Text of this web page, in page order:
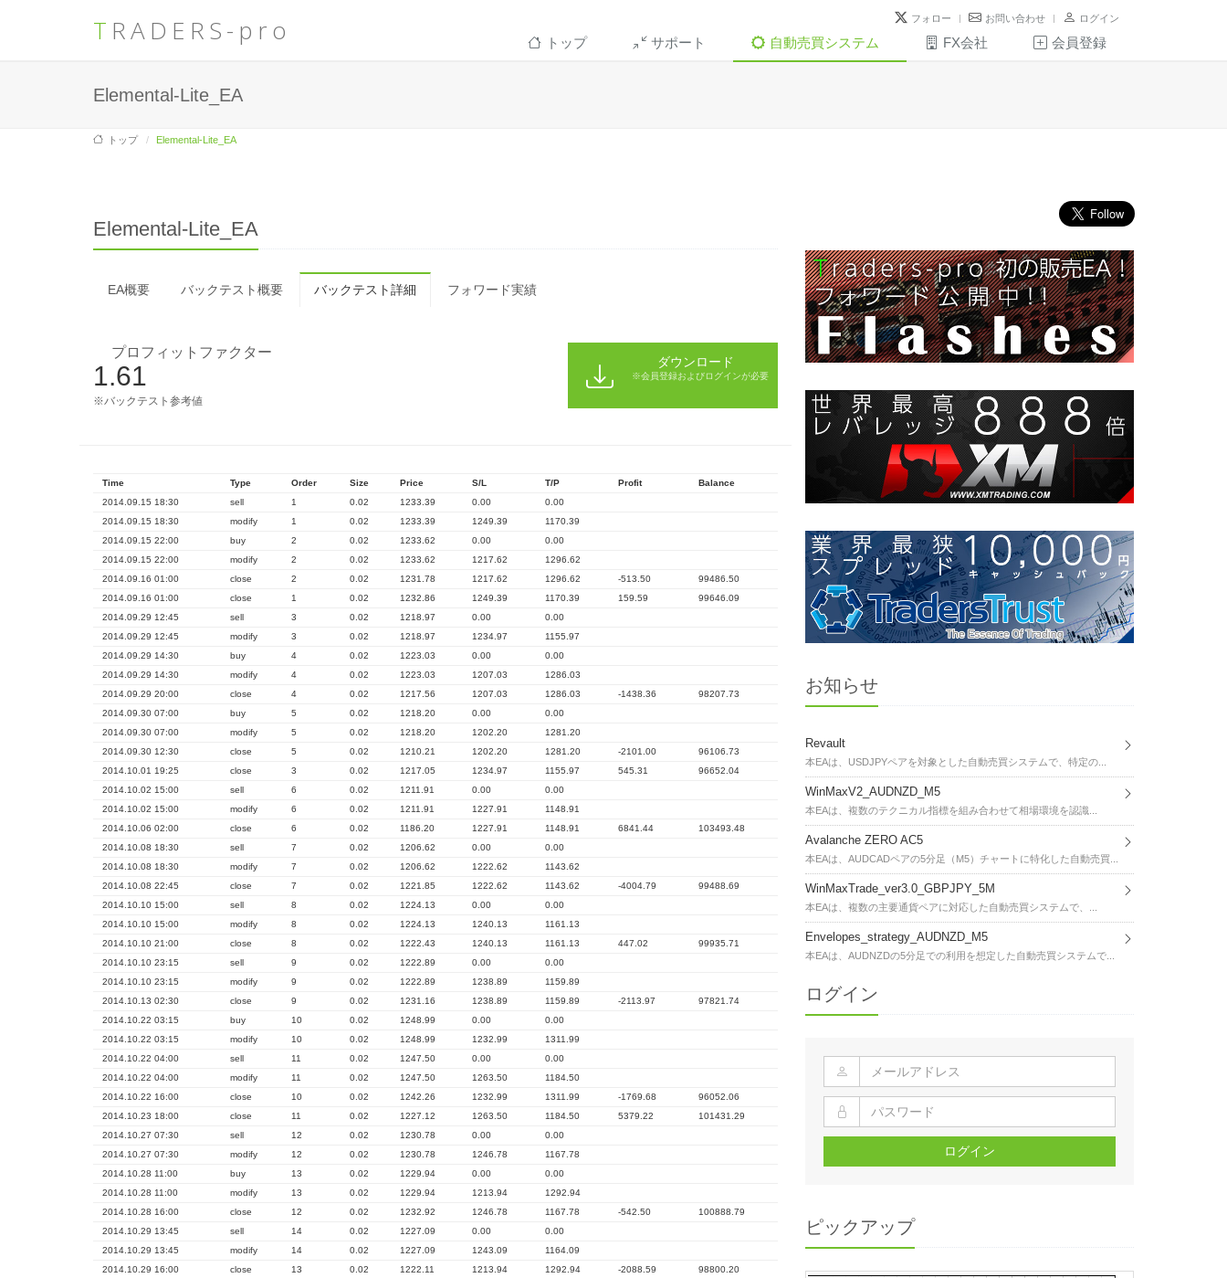
TRADERS-pro フォロー お問い合わせ ログイン
トップ サポート 自動売買システム FX会社 会員登録
Elemental-Lite_EA
トップ Elemental-Lite_EA
Elemental-Lite_EA
EA概要 バックテスト概要 バックテスト詳細 フォワード実績
プロフィットファクター
1.61
※バックテスト参考値
ダウンロード
※会員登録およびログインが必要
Time Type Order Size Price S/L T/P Profit
Balance
2014.09.15 18:30
sell 1 0.02 1233.39 0.00
0.00
2014.09.15 18:30
modify 1 0.02 1233.39 1249.39
1170.39
2014.09.15 22:00
buy 2 0.02 1233.62 0.00
0.00
2014.09.15 22:00
modify 2 0.02 1233.62 1217.62
1296.62
2014.09.16 01:00
close 2 0.02 1231.78 1217.62 1296.62 -513.50
99486.50
2014.09.16 01:00
close 1 0.02 1232.86 1249.39 1170.39 159.59
99646.09
2014.09.29 12:45
sell 3 0.02 1218.97 0.00
0.00
2014.09.29 12:45
modify 3 0.02 1218.97 1234.97
1155.97
2014.09.29 14:30
buy 4 0.02 1223.03 0.00
0.00
2014.09.29 14:30
modify 4 0.02 1223.03 1207.03
1286.03
2014.09.29 20:00
close 4 0.02 1217.56 1207.03 1286.03 -1438.36
98207.73
2014.09.30 07:00
buy 5 0.02 1218.20 0.00
0.00
2014.09.30 07:00
modify 5 0.02 1218.20 1202.20
1281.20
2014.09.30 12:30
close 5 0.02 1210.21 1202.20 1281.20 -2101.00
96106.73
2014.10.01 19:25
close 3 0.02 1217.05 1234.97 1155.97 545.31
96652.04
2014.10.02 15:00
sell 6 0.02 1211.91 0.00
0.00
2014.10.02 15:00
modify 6 0.02 1211.91 1227.91
1148.91
2014.10.06 02:00
close 6 0.02 1186.20 1227.91 1148.91 6841.44
103493.48
2014.10.08 18:30
sell 7 0.02 1206.62 0.00
0.00
2014.10.08 18:30
modify 7 0.02 1206.62 1222.62
1143.62
2014.10.08 22:45
close 7 0.02 1221.85 1222.62 1143.62 -4004.79
99488.69
2014.10.10 15:00
sell 8 0.02 1224.13 0.00
0.00
2014.10.10 15:00
modify 8 0.02 1224.13 1240.13
1161.13
2014.10.10 21:00
close 8 0.02 1222.43 1240.13 1161.13 447.02
99935.71
2014.10.10 23:15
sell 9 0.02 1222.89 0.00
0.00
2014.10.10 23:15
modify 9 0.02 1222.89 1238.89
1159.89
2014.10.13 02:30
close 9 0.02 1231.16 1238.89 1159.89 -2113.97
97821.74
2014.10.22 03:15
buy 10 0.02 1248.99 0.00
0.00
2014.10.22 03:15
modify 10 0.02 1248.99 1232.99
1311.99
2014.10.22 04:00
sell 11 0.02 1247.50 0.00
0.00
2014.10.22 04:00
modify 11 0.02 1247.50 1263.50
1184.50
2014.10.22 16:00
close 10 0.02 1242.26 1232.99 1311.99 -1769.68
96052.06
2014.10.23 18:00
close 11 0.02 1227.12 1263.50 1184.50 5379.22
101431.29
2014.10.27 07:30
sell 12 0.02 1230.78 0.00
0.00
2014.10.27 07:30
modify 12 0.02 1230.78 1246.78
1167.78
2014.10.28 11:00
buy 13 0.02 1229.94 0.00
0.00
2014.10.28 11:00
modify 13 0.02 1229.94 1213.94
1292.94
2014.10.28 16:00
close 12 0.02 1232.92 1246.78 1167.78 -542.50
100888.79
2014.10.29 13:45
sell 14 0.02 1227.09 0.00
0.00
2014.10.29 13:45
modify 14 0.02 1227.09 1243.09
1164.09
2014.10.29 16:00
close 13 0.02 1222.11 1213.94 1292.94 -2088.59
98800.20
お知らせ
Revault
本EAは、USDJPYペアを対象とした自動売買システムで、特定の...
WinMaxV2_AUDNZD_M5
本EAは、複数のテクニカル指標を組み合わせて相場環境を認識...
Avalanche ZERO AC5
本EAは、AUDCADペアの5分足（M5）チャートに特化した自動売買...
WinMaxTrade_ver3.0_GBPJPY_5M
本EAは、複数の主要通貨ペアに対応した自動売買システムで、...
Envelopes_strategy_AUDNZD_M5
本EAは、AUDNZDの5分足での利用を想定した自動売買システムで...
ログイン
ログイン
ピックアップ